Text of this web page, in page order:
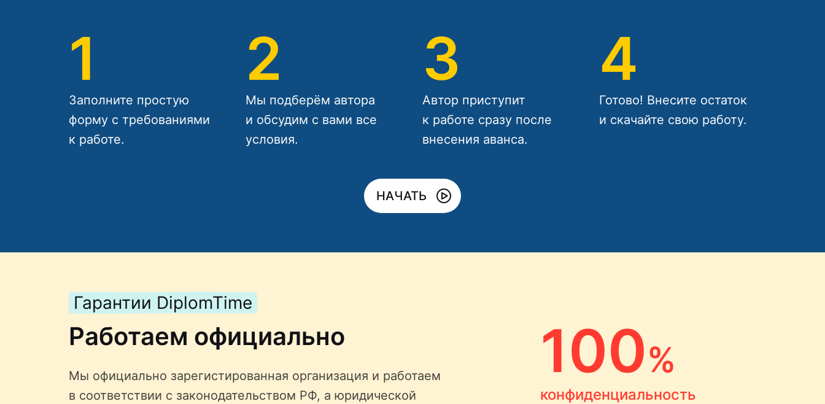
1
Заполните простую
форму с требованиями
к работе.
2
Мы подберём автора
и обсудим с вами все
условия.
3
Автор приступит
к работе сразу после
внесения аванса.
4
Готово! Внесите остаток
и скачайте свою работу.
НАЧАТЬ
Гарантии DiplomTime
Работаем официально
Мы официально зарегистированная организация и работаем
в соответствии с законодательством РФ, а юридической
100%
конфиденциальность